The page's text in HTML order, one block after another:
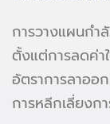
การวางแผนกำ
ตั้งแต่การลดค่า
อัตราการลาออ
การหลีกเลี่ยงก